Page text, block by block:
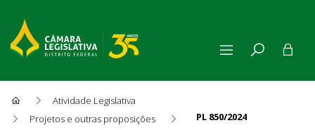
Atividade Legislativa
Projetos e outras proposições
PL 850/2024